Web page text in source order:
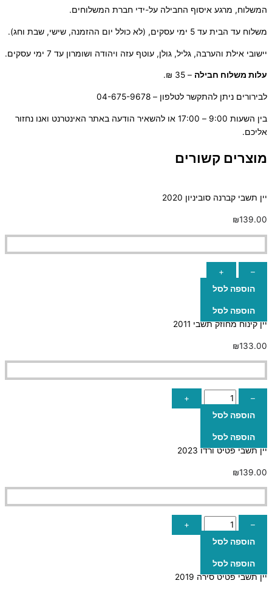
המשלוח, מרגע איסוף החבילה על-ידי חברת המשלוחים.
משלוח עד הבית עד 5 ימי עסקים, (לא כולל יום ההזמנה, שישי, שבת וחג).
יישובי אילת והערבה, גליל, גולן, עוטף עזה ויהודה ושומרון עד 7 ימי עסקים.
עלות משלוח חבילה – 35 ₪.
לבירורים ניתן להתקשר לטלפון – 04-675-9678
בין השעות 9:00 – 17:00 או להשאיר הודעה באתר האינטרנט ואנו נחזור
אליכם.
מוצרים קשורים
יין תשבי קברנה סוביניון 2020
₪139.00
–
+
הוספה לסל
הוספה לסל
יין קינוח מחוזק תשבי 2011
₪133.00
–
+
הוספה לסל
הוספה לסל
יין תשבי פטיט ורדו 2023
₪139.00
–
+
הוספה לסל
הוספה לסל
יין תשבי פטיט סירה 2019